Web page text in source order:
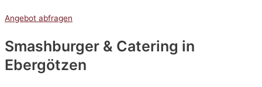
Angebot abfragen
Smashburger & Catering in
Ebergötzen